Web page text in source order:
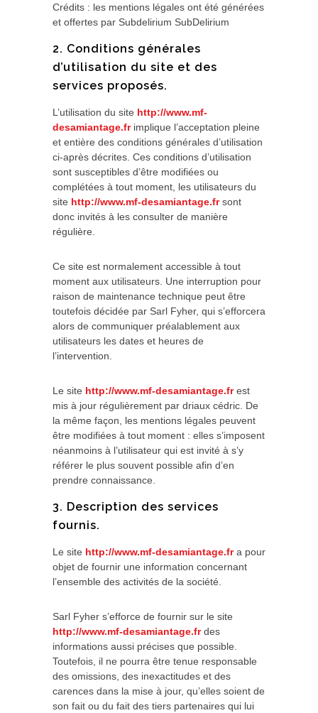
Crédits : les mentions légales ont été générées
et offertes par Subdelirium SubDelirium
2. Conditions générales
d’utilisation du site et des
services proposés.
L’utilisation du site http://www.mf-
desamiantage.frimplique l’acceptation pleine
et entière des conditions générales d’utilisation
ci-après décrites. Ces conditions d’utilisation
sont susceptibles d’être modifiées ou
complétées à tout moment, les utilisateurs du
site http://www.mf-desamiantage.frsont
donc invités à les consulter de manière
régulière.
Ce site est normalement accessible à tout
moment aux utilisateurs. Une interruption pour
raison de maintenance technique peut être
toutefois décidée par Sarl Fyher, qui s’efforcera
alors de communiquer préalablement aux
utilisateurs les dates et heures de
l’intervention.
Le site http://www.mf-desamiantage.frest
mis à jour régulièrement par driaux cédric. De
la même façon, les mentions légales peuvent
être modifiées à tout moment : elles s’imposent
néanmoins à l’utilisateur qui est invité à s’y
référer le plus souvent possible afin d’en
prendre connaissance.
3. Description des services
fournis.
Le site http://www.mf-desamiantage.fra pour
objet de fournir une information concernant
l’ensemble des activités de la société.
Sarl Fyher s’efforce de fournir sur le site
http://www.mf-desamiantage.frdes
informations aussi précises que possible.
Toutefois, il ne pourra être tenue responsable
des omissions, des inexactitudes et des
carences dans la mise à jour, qu’elles soient de
son fait ou du fait des tiers partenaires qui lui